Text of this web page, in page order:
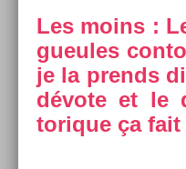
Les moins :
gueules
je la pre­nds
dévote et le
torique ça fait